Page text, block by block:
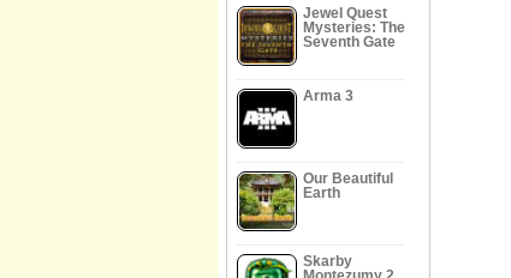
Jewel Quest
Mysteries: The
Seventh Gate
Arma 3
Our Beautiful
Earth
Skarby